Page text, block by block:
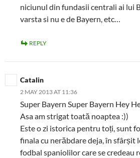
niciunul din fundasii centrali ai lui
varsta si nu e de Bayern, etc…
REPLY
Catalin
2 MAY 2013 AT 11:36
Super Bayern Super Bayern Hey
Asa am strigat toată noaptea :))
Este o zi istorica pentru toți, sunt
finala cu nerăbdare deja, în sfârșit
fodbal spaniolilor care se credeau